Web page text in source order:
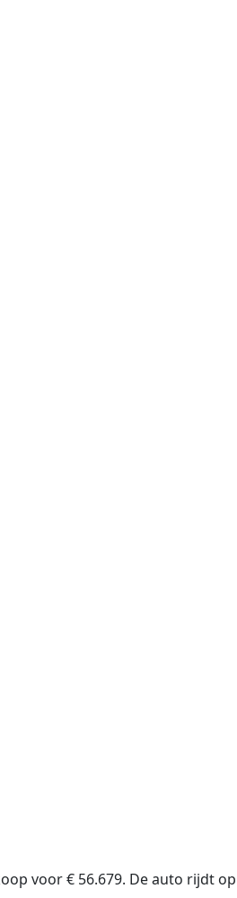
voor € 56.679. De auto rijdt